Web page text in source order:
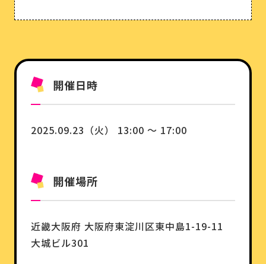
開催日時
2025.09.23（火） 13:00 ～ 17:00
開催場所
近畿大阪府 大阪府東淀川区東中島1-19-11
大城ビル301